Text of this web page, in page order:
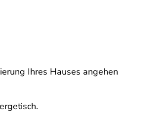
Ihres Hauses angehen